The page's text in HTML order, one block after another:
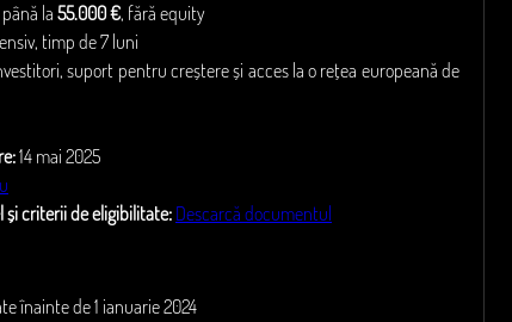
la 55.000 €, fără equity
timp de 7 luni
suport pentru creștere și acces la o rețea europeană de
14 mai 2025
și criterii de eligibilitate: Descarcă documentul
înainte de 1 ianuarie 2024